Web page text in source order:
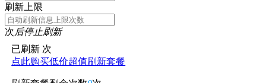
刷新上限
次后停止刷新
已刷新 次
点此购买低价超值刷新套餐